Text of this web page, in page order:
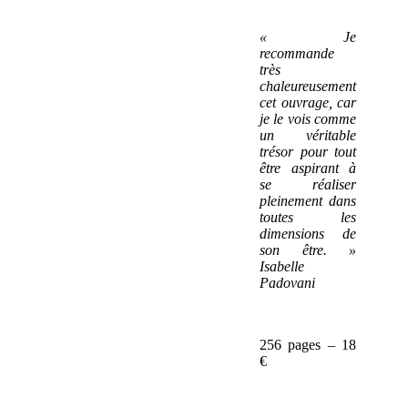
« Je
recommande
très
chaleureusement
cet ouvrage, car
je le vois comme
un véritable
trésor pour tout
être aspirant à
se réaliser
pleinement dans
toutes les
dimensions de
son être. »
Isabelle
Padovani
256 pages – 18
€